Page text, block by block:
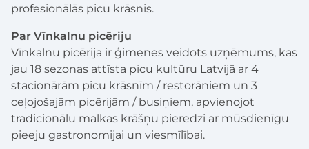
profesionālās picu krāsnis.
Par Vīnkalnu picēriju
Vīnkalnu picērija ir ģimenes veidots uzņēmums, kas
jau 18 sezonas attīsta picu kultūru Latvijā ar 4
stacionārām picu krāsnīm / restorāniem un 3
ceļojošajām picērijām / busiņiem, apvienojot
tradicionālu malkas krāšņu pieredzi ar mūsdienīgu
pieeju gastronomijai un viesmīlībai.